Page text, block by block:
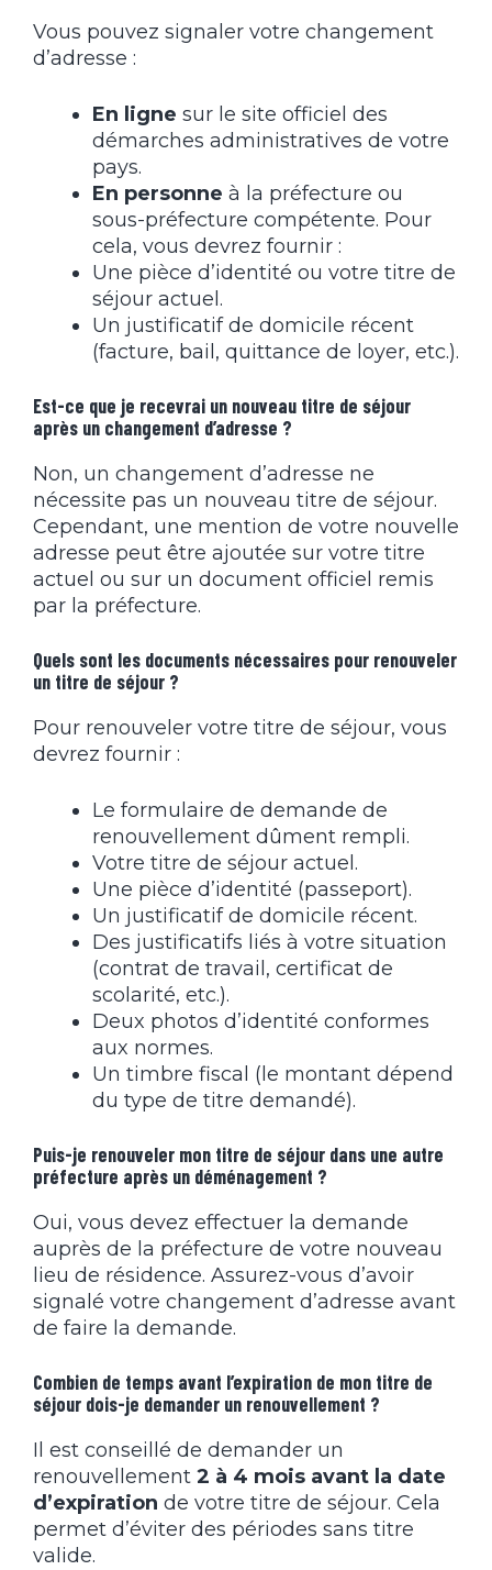
Vous pouvez signaler votre changement
d’adresse :
En ligne sur le site officiel des
démarches administratives de votre
pays.
En personne à la préfecture ou
sous-préfecture compétente. Pour
cela, vous devrez fournir :
Une pièce d’identité ou votre titre de
séjour actuel.
Un justificatif de domicile récent
(facture, bail, quittance de loyer, etc.).
Est-ce que je recevrai un nouveau titre de séjour
après un changement d’adresse ?
Non, un changement d’adresse ne
nécessite pas un nouveau titre de séjour.
Cependant, une mention de votre nouvelle
adresse peut être ajoutée sur votre titre
actuel ou sur un document officiel remis
par la préfecture.
Quels sont les documents nécessaires pour renouveler
un titre de séjour ?
Pour renouveler votre titre de séjour, vous
devrez fournir :
Le formulaire de demande de
renouvellement dûment rempli.
Votre titre de séjour actuel.
Une pièce d’identité (passeport).
Un justificatif de domicile récent.
Des justificatifs liés à votre situation
(contrat de travail, certificat de
scolarité, etc.).
Deux photos d’identité conformes
aux normes.
Un timbre fiscal (le montant dépend
du type de titre demandé).
Puis-je renouveler mon titre de séjour dans une autre
préfecture après un déménagement ?
Oui, vous devez effectuer la demande
auprès de la préfecture de votre nouveau
lieu de résidence. Assurez-vous d’avoir
signalé votre changement d’adresse avant
de faire la demande.
Combien de temps avant l’expiration de mon titre de
séjour dois-je demander un renouvellement ?
Il est conseillé de demander un
renouvellement 2 à 4 mois avant la date
d’expiration de votre titre de séjour. Cela
permet d’éviter des périodes sans titre
valide.